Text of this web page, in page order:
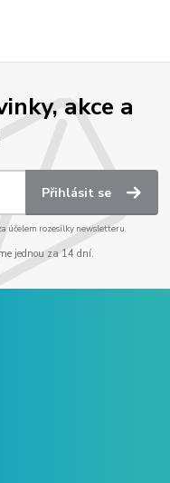
akce a
Přihlásit se
účelem rozesílky newsletteru.
jednou za 14 dní.